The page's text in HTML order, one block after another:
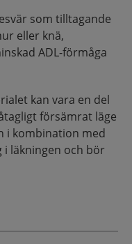
som tilltagande
eller knä,
ADL-förmåga
kan vara en del
försämrat läge
i kombination med
läkningen och bör